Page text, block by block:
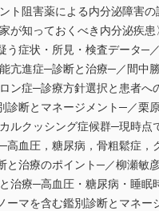
ト阻害薬による内分泌障害
が知っておくべき内分泌疾患
う症状・所見・検査データ─
亢進症─診断と治療─／間中
ン症─診療方針選択と患者へ
診断とマネージメント─／栗
ルクッシング症候群─現時点
血圧，糖尿病，骨粗鬆症
治療のポイント─／柳瀬敏
治療─高血圧・糖尿病・睡
マを含む鑑別診断とマネー